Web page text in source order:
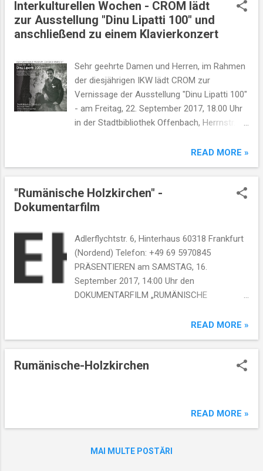
Interkulturellen Wochen - CROM lädt
zur Ausstellung "Dinu Lipatti 100" und
anschließend zu einem Klavierkonzert
Sehr geehrte Damen und Herren, im Rahmen
der diesjährigen IKW lädt CROM zur
Vernissage der Ausstellung "Dinu Lipatti 100"
- am Freitag, 22. September 2017, 18.00 Uhr
in der Stadtbibliothek Offenbach, Herrnstr.
Klavierkonzert mit KlavierArt (Corina
Raducanu & Eugen Dumitrescu) in der Frei-
religiösen Gemeinde, Schillerplatz 1,
Offenbach. Sie werden u.a. Kompositionen
von Dinu Lipatti und George Enescu hören
Der Vorstand
READ MORE »
"Rumänische Holzkirchen" -
Dokumentarfilm
Adlerflychtstr. 6, Hinterhaus 60318 Frankfurt
(Nordend) Telefon: +49 69 5970845
PRÄSENTIEREN am SAMSTAG, 16.
September 2017, 14:00 Uhr den
DOKUMENTARFILM „RUMÄNISCHE
Produzent CRISTINA IORDACHE Dauer: 50
Minuten, mit Deutschen Untertiteln
READ MORE »
Rumänische-Holzkirchen
READ MORE »
MAI MULTE POSTĂRI